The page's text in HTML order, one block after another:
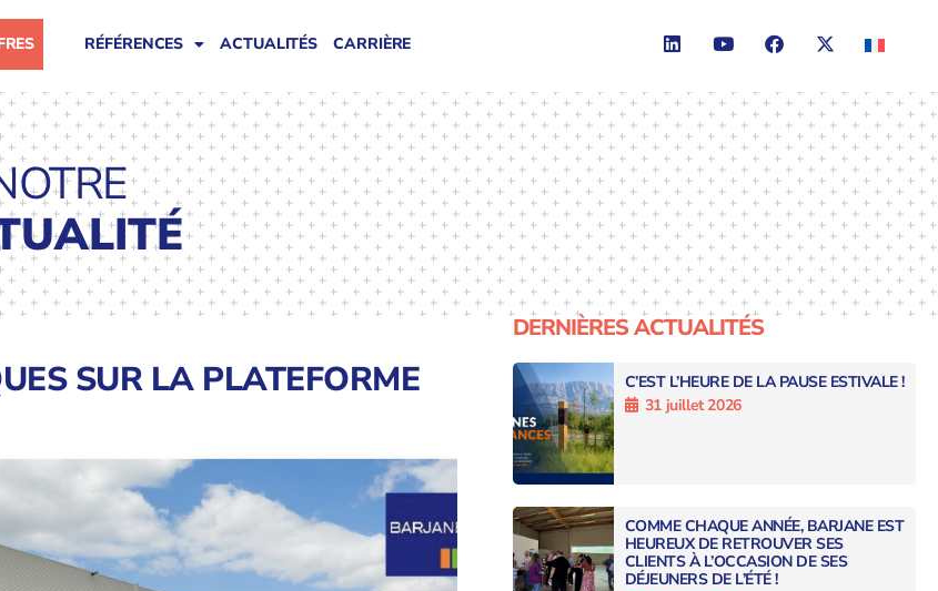
RÉFÉRENCES ACTUALITÉS CARRIÈRE
SUR LA PLATEFORME
DERNIÈRES ACTUALITÉS
C’EST L’HEURE DE LA PAUSE ESTIVALE !
31 juillet 2026
COMME CHAQUE ANNÉE, BARJANE EST
HEUREUX DE RETROUVER SES
CLIENTS À L’OCCASION DE SES
DÉJEUNERS DE L’ÉTÉ !